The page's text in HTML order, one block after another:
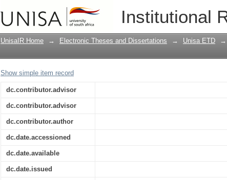
Institutional
Globale gerechtigkeit lokal leben :
Fairlangen.org
UnisaIR Home → Electronic Theses and Dissertations → Unisa ETD →
Show simple item record
dc.contributor.advisor
dc.contributor.advisor
dc.contributor.author
dc.date.accessioned
dc.date.available
dc.date.issued